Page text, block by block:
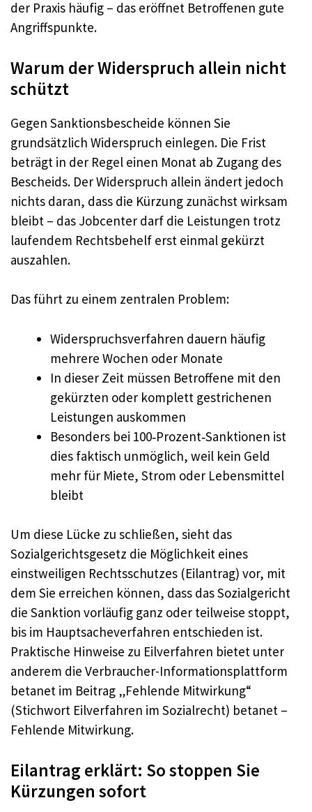
der Praxis häufig – das eröffnet Betroffenen gute
Angriffspunkte.
Warum der Widerspruch allein nicht
schützt
Gegen Sanktionsbescheide können Sie
grundsätzlich Widerspruch einlegen. Die Frist
beträgt in der Regel einen Monat ab Zugang des
Bescheids. Der Widerspruch allein ändert jedoch
nichts daran, dass die Kürzung zunächst wirksam
bleibt – das Jobcenter darf die Leistungen trotz
laufendem Rechtsbehelf erst einmal gekürzt
auszahlen.
Das führt zu einem zentralen Problem:
Widerspruchsverfahren dauern häufig
mehrere Wochen oder Monate
In dieser Zeit müssen Betroffene mit den
gekürzten oder komplett gestrichenen
Leistungen auskommen
Besonders bei 100‑Prozent‑Sanktionen ist
dies faktisch unmöglich, weil kein Geld
mehr für Miete, Strom oder Lebensmittel
bleibt
Um diese Lücke zu schließen, sieht das
Sozialgerichtsgesetz die Möglichkeit eines
einstweiligen Rechtsschutzes (Eilantrag) vor, mit
dem Sie erreichen können, dass das Sozialgericht
die Sanktion vorläufig ganz oder teilweise stoppt,
bis im Hauptsacheverfahren entschieden ist.
Praktische Hinweise zu Eilverfahren bietet unter
anderem die Verbraucher-Informationsplattform
betanet im Beitrag „Fehlende Mitwirkung“
(Stichwort Eilverfahren im Sozialrecht) betanet –
Fehlende Mitwirkung.
Eilantrag erklärt: So stoppen Sie
Kürzungen sofort